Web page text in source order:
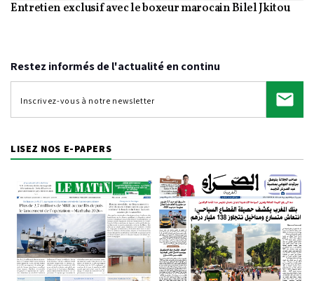
Video
Entretien exclusif avec le boxeur marocain Bilel Jkitou
Restez informés de l'actualité en continu
LISEZ NOS E-PAPERS